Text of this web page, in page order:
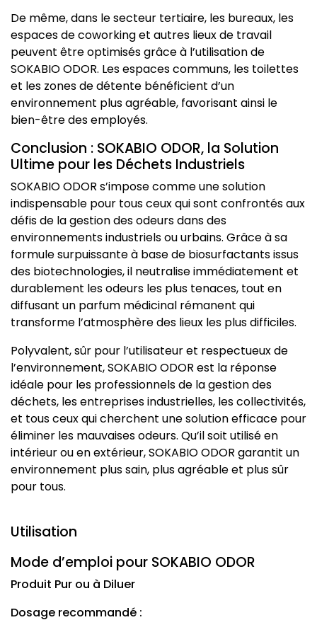
De même, dans le secteur tertiaire, les bureaux, les
espaces de coworking et autres lieux de travail
peuvent être optimisés grâce à l’utilisation de
SOKABIO ODOR. Les espaces communs, les toilettes
et les zones de détente bénéficient d’un
environnement plus agréable, favorisant ainsi le
bien-être des employés.
Conclusion : SOKABIO ODOR, la Solution
Ultime pour les Déchets Industriels
SOKABIO ODOR s’impose comme une solution
indispensable pour tous ceux qui sont confrontés aux
défis de la gestion des odeurs dans des
environnements industriels ou urbains. Grâce à sa
formule surpuissante à base de biosurfactants issus
des biotechnologies, il neutralise immédiatement et
durablement les odeurs les plus tenaces, tout en
diffusant un parfum médicinal rémanent qui
transforme l’atmosphère des lieux les plus difficiles.
Polyvalent, sûr pour l’utilisateur et respectueux de
l’environnement, SOKABIO ODOR est la réponse
idéale pour les professionnels de la gestion des
déchets, les entreprises industrielles, les collectivités,
et tous ceux qui cherchent une solution efficace pour
éliminer les mauvaises odeurs. Qu’il soit utilisé en
intérieur ou en extérieur, SOKABIO ODOR garantit un
environnement plus sain, plus agréable et plus sûr
pour tous.
Utilisation
Mode d’emploi pour SOKABIO ODOR
Produit Pur ou à Diluer
Dosage recommandé :